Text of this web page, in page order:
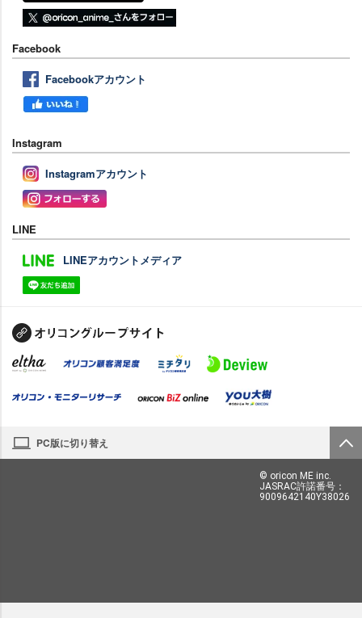
Facebook
Facebookアカウント
Instagram
Instagramアカウント
LINE
LINEアカウントメディア
PC版に切り替え
© oricon ME inc.
JASRAC許諾番号：
9009642140Y38026